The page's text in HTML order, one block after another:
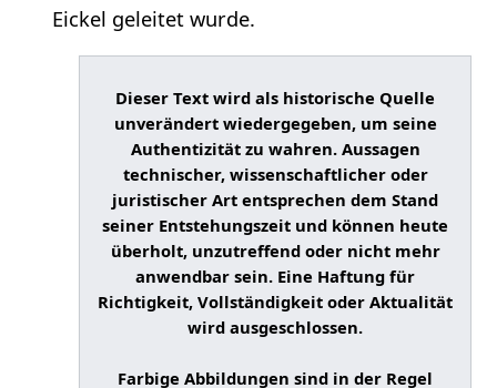
Eickel geleitet wurde.
Dieser Text wird als historische Quelle
unverändert wiedergegeben, um seine
Authentizität zu wahren. Aussagen
technischer, wissenschaftlicher oder
juristischer Art entsprechen dem Stand
seiner Entstehungszeit und können heute
überholt, unzutreffend oder nicht mehr
anwendbar sein. Eine Haftung für
Richtigkeit, Vollständigkeit oder Aktualität
wird ausgeschlossen.
Farbige Abbildungen sind in der Regel